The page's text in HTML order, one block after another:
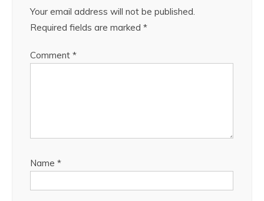
Your email address will not be published.
Required fields are marked *
Comment *
Name *